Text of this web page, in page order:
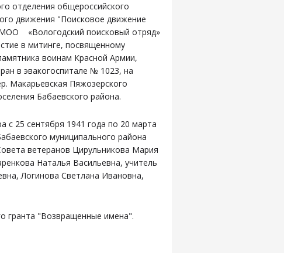
отделения общероссийского
движения "Поисковое движение
«Вологодский поисковый отряд»
в митинге, посвященному
воинам Красной Армии,
в эвакогоспитале № 1023, на
Макарьевская Пяжозерского
Бабаевского района.
с 25 сентября 1941 года по 20 марта
муниципального района
ветеранов Цирульникова Мария
Наталья Васильевна, учитель
Логинова Светлана Ивановна,
гранта "Возвращенные имена".